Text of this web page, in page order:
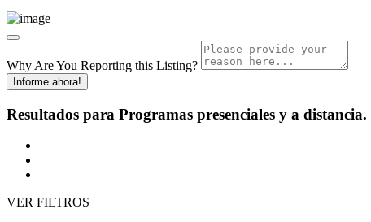
Why Are You Reporting this Listing?
Informe ahora!
Resultados para Programas presenciales y a distancia.
VER FILTROS